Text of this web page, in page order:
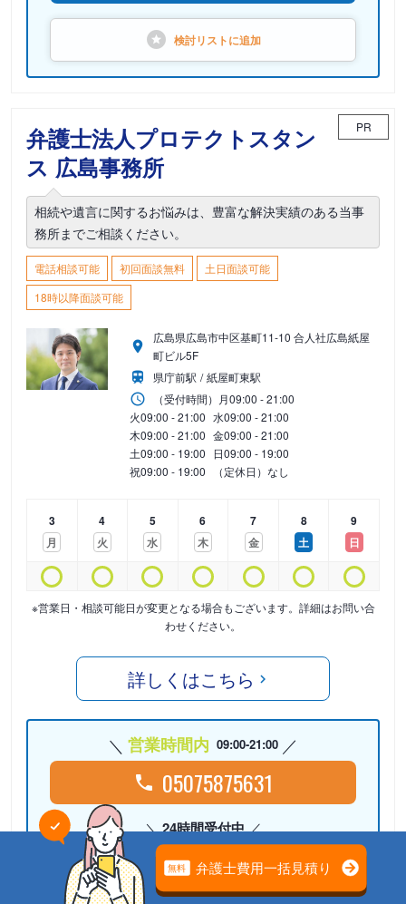
検討リストに追加
弁護士法人プロテクトスタン
ス 広島事務所
PR
相続や遺言に関するお悩みは、豊富な解決実績のある当事
務所までご相談ください。
電話相談可能 初回面談無料
土日面談可能
18時以降面談可能
広島県広島市中区基町11-10 合人社広島紙屋
町ビル5F
県庁前駅
紙屋町東駅
（受付時間） 月09:00 - 21:00
火09:00 - 21:00 水09:00 - 21:00
木09:00 - 21:00 金09:00 - 21:00
土09:00 - 19:00 日09:00 - 19:00
祝09:00 - 19:00 （定休日）なし
3
月
4
火
5
水
6
木
7
金
8
土
9
日
※営業日・相談可能日が変更となる場合もございます。詳細はお問い合
わせください。
詳しくはこちら
営業時間内 09:00-21:00
05075875631
24時間受付中
Webで相談